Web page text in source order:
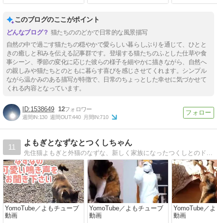
このブログのここがポイント
猫たちののどかで日常的な風景描写
自然の中で過ごす猫たちの穏やかで愛らしい暮らしぶりを通じて、ひとと
きの癒しと和みを伝える記事群です。登場する猫たちのふとした仕草や食
事シーン、季節の変化に応じた彼らの様子を細やかに描きながら、自然へ
の親しみや猫たちとのともに暮らす喜びを感じさせてくれます。シンプル
ながら温かみのある描写が特徴で、日常のちょっとした幸せに気づかせて
くれる内容となっています。
1538649 12
週間IN:130 週間OUT:440 月間IN:710
11
よもぎとなずなとつくしちゃん
先住猫よもぎと外猫のなずな、新しく家族になったつくしとのドタバタ楽しい生活です。
YomoTube／よもチューブ
動画
YomoTube／よもチューブ
動画
YomoTube／
動画